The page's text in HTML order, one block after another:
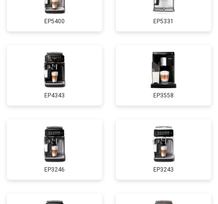
EP5400 EP5331
EP4343 EP3558
EP3246 EP3243